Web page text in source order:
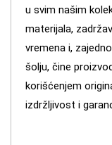
u svim našim
materijala,
vremena i,
šolju, čine
korišćenjem
izdržljivost i